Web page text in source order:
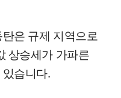
은 규제 지역으로
상승세가 가파른
습니다.